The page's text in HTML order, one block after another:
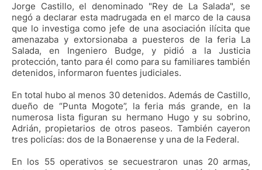
Jorge Castillo, el denominado "Rey de La Salada", se
negó a declarar esta madrugada en el marco de la causa
que lo investiga como jefe de una asociación ilícita que
amenazaba y extorsionaba a puesteros de la feria La
Salada, en Ingeniero Budge, y pidió a la Justicia
protección, tanto para él como para su familiares también
detenidos, informaron fuentes judiciales.
En total hubo al menos 30 detenidos. Además de Castillo,
dueño de “Punta Mogote”, la feria más grande, en la
numerosa lista figuran su hermano Hugo y su sobrino,
Adrián, propietarios de otros paseos. También cayeron
tres policías: dos de la Bonaerense y una de la Federal.
En los 55 operativos se secuestraron unas 20 armas,